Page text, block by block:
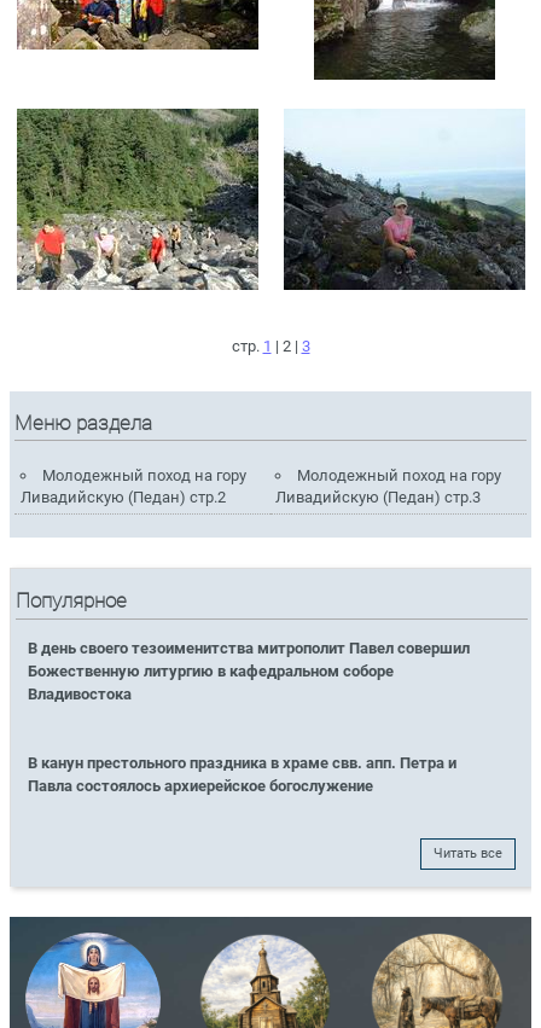
стр. 1 | 2 | 3
Меню раздела
Молодежный поход на гору
Ливадийскую (Педан) стр.2
Молодежный поход на гору
Ливадийскую (Педан) стр.3
Популярное
В день своего тезоименитства митрополит Павел совершил
Божественную литургию в кафедральном соборе
Владивостока
В канун престольного праздника в храме свв. апп. Петра и
Павла состоялось архиерейское богослужение
Читать все